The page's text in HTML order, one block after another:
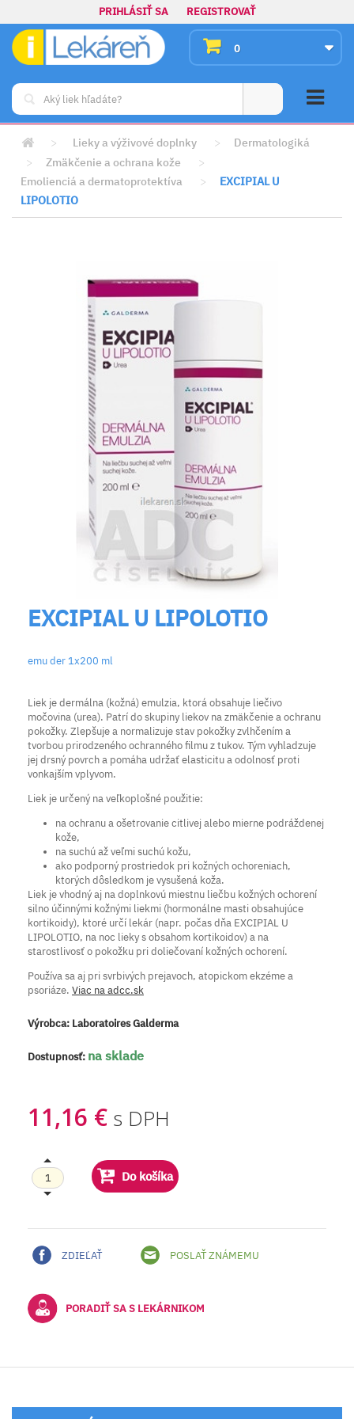
PRIHLÁSIŤ SA REGISTROVAŤ
0
> Lieky a výživové doplnky >
Dermatologiká
>
Zmäkčenie a ochrana kože
>
‌Emolienciá a dermatoprotektíva
>
EXCIPIAL U
LIPOLOTIO
EXCIPIAL U LIPOLOTIO
emu der 1x200 ml
Liek je dermálna (kožná) emulzia, ktorá obsahuje liečivo
močovina (urea). Patrí do skupiny liekov na zmäkčenie a ochranu
pokožky. Zlepšuje a normalizuje stav pokožky zvlhčením a
tvorbou prirodzeného ochranného filmu z tukov. Tým vyhladzuje
jej drsný povrch a pomáha udržať elasticitu a odolnosť proti
vonkajším vplyvom.
Liek je určený na veľkoplošné použitie:
na ochranu a ošetrovanie citlivej alebo mierne podráždenej
kože,
na suchú až veľmi suchú kožu,
ako podporný prostriedok pri kožných ochoreniach,
ktorých dôsledkom je vysušená koža.
Liek je vhodný aj na doplnkovú miestnu liečbu kožných ochorení
silno účinnými kožnými liekmi (hormonálne masti obsahujúce
kortikoidy), ktoré určí lekár (napr. počas dňa EXCIPIAL U
LIPOLOTIO, na noc lieky s obsahom kortikoidov) a na
starostlivosť o pokožku pri doliečovaní kožných ochorení.
Používa sa aj pri svrbivých prejavoch, atopickom ekzéme a
psoriáze. Viac na adcc.sk
Výrobca: Laboratoires Galderma
Dostupnosť: na sklade
11,16 € s DPH
Do košíka
ZDIEĽAŤ POSLAŤ ZNÁMEMU
PORADIŤ SA S LEKÁRNIKOM